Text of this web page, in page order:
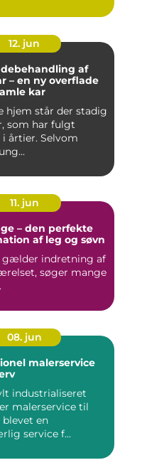
12. jun
af
– en ny overflade
kar
hjem står der stadig
som har fulgt
årtier. Selvom
11. jun
– den perfekte
af leg og søvn
gælder indretning af
søger mange
08. jun
malerservice
industrialiseret
malerservice til
en
service f...